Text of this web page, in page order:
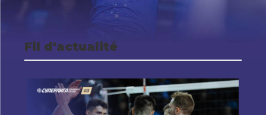
Fil d'actualité